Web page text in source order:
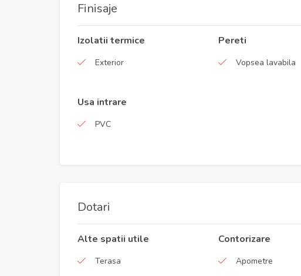
Finisaje
Izolatii termice
Exterior
Pereti
Vopsea lavabila
Usa intrare
PVC
Dotari
Alte spatii utile
Terasa
Contorizare
Apometre